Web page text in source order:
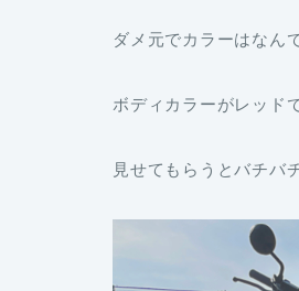
ダメ元でカラーはなん
ボディカラーがレッド
見せてもらうとバチバ